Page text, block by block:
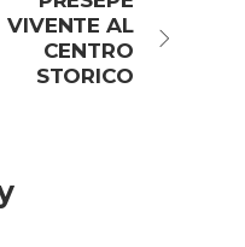
VIVENTE AL
CENTRO
STORICO